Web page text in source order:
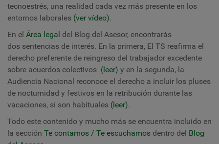
tecnoestrés, una realidad cada vez más presente en los
entornos laborales (ver vídeo).
En el Área legal del Blog del Asesor, encontrarás
dos sentencias de interés. En la primera, El TS reafirma el
derecho preferente de reingreso del trabajador excedente
sobre acuerdos colectivos (leer) y en la segunda, la
Audiencia Nacional reconoce el derecho a incluir los pluses
de nocturnidad y festivos en la retribución durante las
vacaciones, si son habituales (leer).
Todo este contenido y mucho más se encuentra incluido en
la sección Te contamos / Te escuchamos dentro del Blog